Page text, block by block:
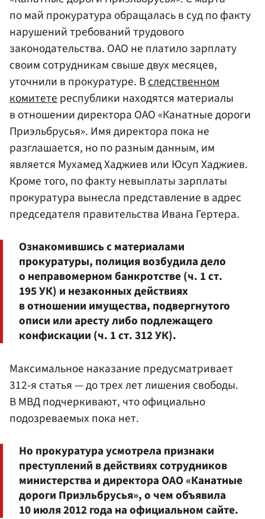
по май прокуратура обращалась в суд по факту
нарушений требований трудового
законодательства. ОАО не платило зарплату
своим сотрудникам свыше двух месяцев,
уточнили в прокуратуре. Вследственном
комитетереспублики находятся материалы
в отношении директора ОАО «Канатные дороги
Приэльбрусья». Имя директора пока не
разглашается, но по разным данным, им
является Мухамед Хаджиев или Юсуп Хаджиев.
Кроме того, по факту невыплаты зарплаты
прокуратура вынесла представление в адрес
председателя правительства Ивана Гертера.
Ознакомившись с материалами
прокуратуры, полиция возбудила дело
о неправомерном банкротстве (ч. 1 ст.
195 УК) и незаконных действиях
в отношении имущества, подвергнутого
описи или аресту либо подлежащего
конфискации (ч. 1 ст. 312 УК).
Максимальное наказание предусматривает
312-я статья — до трех лет лишения свободы.
В МВД подчеркивают, что официально
подозреваемых пока нет.
Но прокуратура усмотрела признаки
преступлений в действиях сотрудников
министерства и директора ОАО «Канатные
дороги Приэльбрусья», о чем объявила
10 июля 2012 года на официальном сайте.